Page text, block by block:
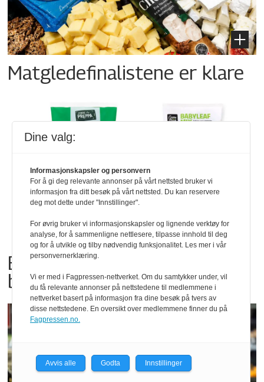
Matgledefinalistene er klare
Bama tilbakekaller
babyspinat og babyleaf mix
Dine valg:
Informasjonskapsler og personvern
For å gi deg relevante annonser på vårt nettsted bruker vi
informasjon fra ditt besøk på vårt nettsted. Du kan reservere
deg mot dette under "Innstillinger".
For øvrig bruker vi informasjonskapsler og lignende verktøy for
analyse, for å sammenligne nettlesere, tilpasse innhold til deg
og for å utvikle og tilby nødvendig funksjonalitet. Les mer i vår
personvernerklæring.
Vi er med i Fagpressen-nettverket. Om du samtykker under, vil
du få relevante annonser på nettstedene til medlemmene i
nettverket basert på informasjon fra dine besøk på tvers av
disse nettstedene. En oversikt over medlemmene finner du på
Fagpressen.no.
Avvis alle Godta Innstillinger